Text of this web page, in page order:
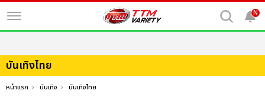
N
บันเทิงไทย
หน้าแรก บันเทิง บันเทิงไทย